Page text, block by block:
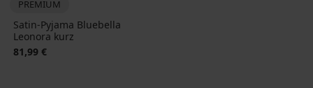
PREMIUM
Satin-Pyjama Bluebella
Leonora kurz
81,99 €